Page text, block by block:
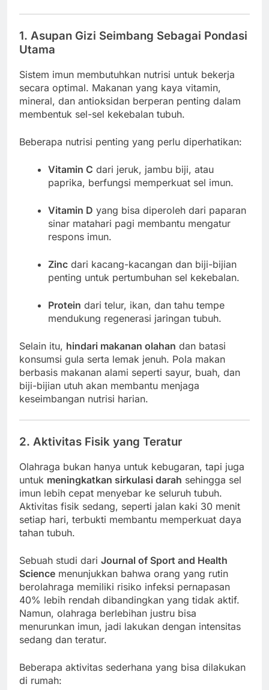
1. Asupan Gizi Seimbang Sebagai Pondasi
Utama
Sistem imun membutuhkan nutrisi untuk bekerja
secara optimal. Makanan yang kaya vitamin,
mineral, dan antioksidan berperan penting dalam
membentuk sel-sel kekebalan tubuh.
Beberapa nutrisi penting yang perlu diperhatikan:
Vitamin C dari jeruk, jambu biji, atau
paprika, berfungsi memperkuat sel imun.
Vitamin D yang bisa diperoleh dari paparan
sinar matahari pagi membantu mengatur
respons imun.
Zinc dari kacang-kacangan dan biji-bijian
penting untuk pertumbuhan sel kekebalan.
Protein dari telur, ikan, dan tahu tempe
mendukung regenerasi jaringan tubuh.
Selain itu, hindari makanan olahan dan batasi
konsumsi gula serta lemak jenuh. Pola makan
berbasis makanan alami seperti sayur, buah, dan
biji-bijian utuh akan membantu menjaga
keseimbangan nutrisi harian.
2. Aktivitas Fisik yang Teratur
Olahraga bukan hanya untuk kebugaran, tapi juga
untuk meningkatkan sirkulasi darah sehingga sel
imun lebih cepat menyebar ke seluruh tubuh.
Aktivitas fisik sedang, seperti jalan kaki 30 menit
setiap hari, terbukti membantu memperkuat daya
tahan tubuh.
Sebuah studi dari Journal of Sport and Health
Science menunjukkan bahwa orang yang rutin
berolahraga memiliki risiko infeksi pernapasan
40% lebih rendah dibandingkan yang tidak aktif.
Namun, olahraga berlebihan justru bisa
menurunkan imun, jadi lakukan dengan intensitas
sedang dan teratur.
Beberapa aktivitas sederhana yang bisa dilakukan
di rumah: